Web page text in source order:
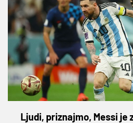
Ljudi, priznajmo, Messi je